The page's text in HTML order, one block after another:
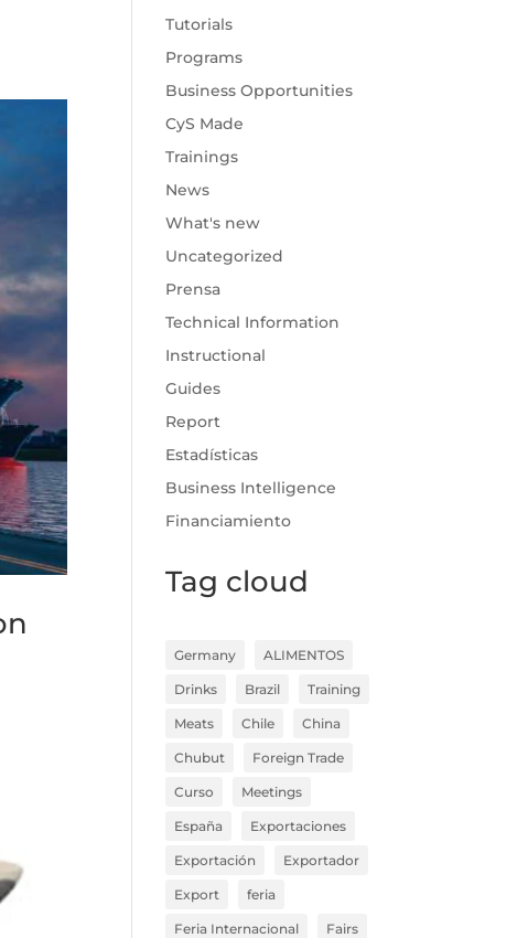
Tutorials
Programs
Business Opportunities
CyS Made
Trainings
News
What's new
Uncategorized
Prensa
Technical Information
Instructional
Guides
Report
Estadísticas
Business Intelligence
Financiamiento
Tag cloud
Germany ALIMENTOS
Drinks Brazil Training
Meats Chile China
Chubut Foreign Trade
Curso Meetings
España Exportaciones
Exportación Exportador
Export feria
Feria Internacional Fairs